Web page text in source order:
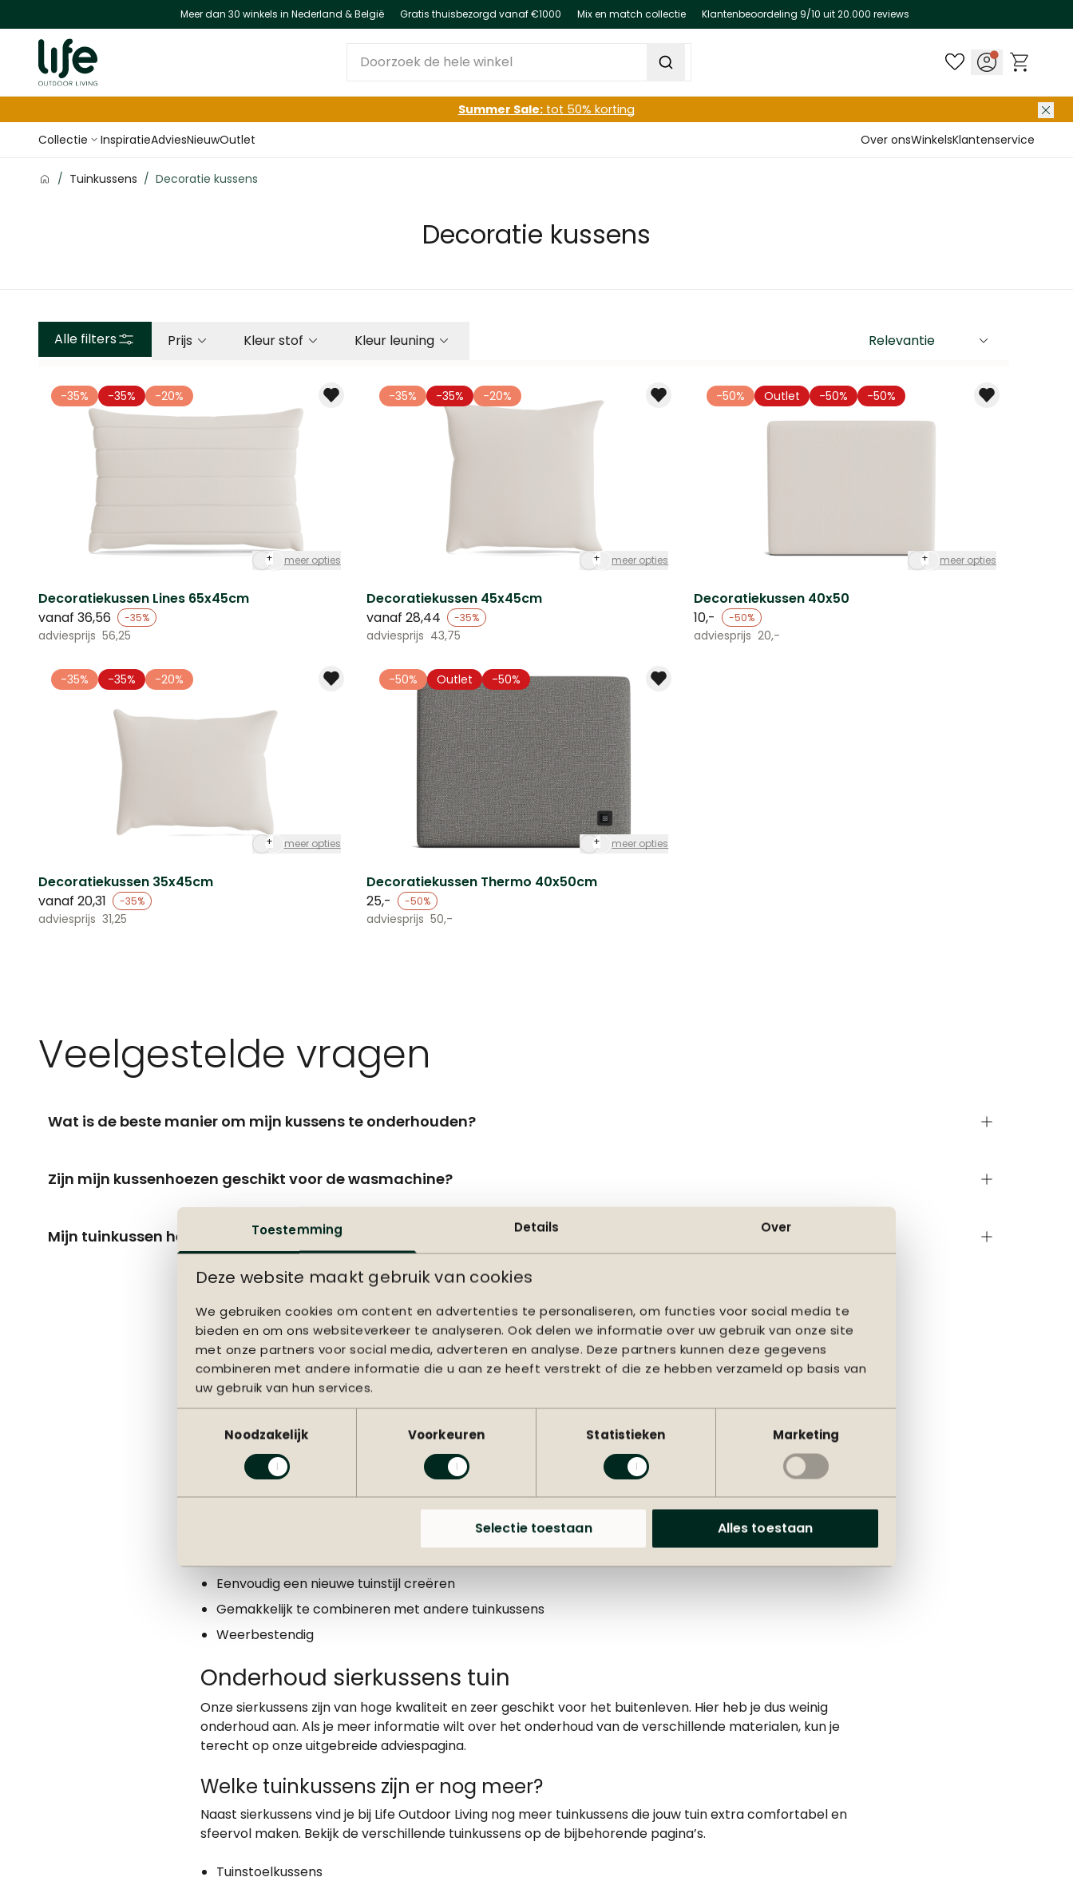
Toestemming Details Over
Deze website maakt gebruik van cookies
We gebruiken cookies om content en advertenties te personaliseren, om functies voor social media te
bieden en om ons websiteverkeer te analyseren. Ook delen we informatie over uw gebruik van onze site
met onze partners voor social media, adverteren en analyse. Deze partners kunnen deze gegevens
combineren met andere informatie die u aan ze heeft verstrekt of die ze hebben verzameld op basis van
uw gebruik van hun services.
Noodzakelijk
Voorkeuren Statistieken Marketing
Selectie toestaan Alles toestaan
Meer dan 30 winkels in Nederland & België Gratis thuisbezorgd vanaf €1000 Mix en match collectie Klantenbeoordeling 9/10 uit 20.000 reviews
Ga naar de inhoud
Summer Sale:tot 50% korting
Collectie
InspiratieAdviesNieuwOutlet Over onsWinkelsKlantenservice
/ Tuinkussens / Decoratie kussens
Decoratie kussens
Alle filters Prijs
filter
Kleur stof
filter
Kleur leuning
filter
+ meer opties
Decoratiekussen Lines 65x45cm
vanaf 36,56 -35%
adviesprijs 56,25
-35% -35% -20%
+ meer opties
Decoratiekussen 45x45cm
vanaf 28,44 -35%
adviesprijs 43,75
-35% -35% -20%
+ meer opties
Decoratiekussen 40x50
10,-
-50%
adviesprijs 20,-
-50% Outlet -50% -50%
+ meer opties
Decoratiekussen 35x45cm
vanaf 20,31 -35%
adviesprijs 31,25
-35% -35% -20%
+ meer opties
Decoratiekussen Thermo 40x50cm
25,-
-50%
adviesprijs 50,-
-50% Outlet -50%
Veelgestelde vragen
Wat is de beste manier om mijn kussens te onderhouden?
Zijn mijn kussenhoezen geschikt voor de wasmachine?
Mijn tuinkussen heeft weer- of schimmelvlekken. Wat nu?
Sierkussens tuin kopen
Decoratiekussens zijn waanzinnig leuk voor in de tuin. Hiermee geeft je jouw tuinmeubels een finishing
touch. Door ons ruime assortiment vindt je altijd een sierkussen tuin die perfect bij jouw stijl past.
Voordelen sierkussens buiten
decoratiekussens. je zult zien dat het lijkt alsof jouw tuin een volledige make-over heeft gehad.
Daarnaast hebben we een aantal sierkussens in de collectie die stevig aanvoelen, waardoor je ze ook
kunt gebruiken als een comfortabel rugkussen.
Eenvoudig een nieuwe tuinstijl creëren
Gemakkelijk te combineren met andere tuinkussens
Weerbestendig
Onderhoud sierkussens tuin
Onze sierkussens zijn van hoge kwaliteit en zeer geschikt voor het buitenleven. Hier heb je dus weinig
onderhoud aan. Als je meer informatie wilt over het onderhoud van de verschillende materialen, kun je
terecht op onzeuitgebreide adviespagina.
Welke tuinkussens zijn er nog meer?
Naast sierkussens vind je bij Life Outdoor Living nog meer tuinkussens die jouw tuin extra comfortabel en
sfeervol maken. Bekijk de verschillende tuinkussens op de bijbehorende pagina’s.
Tuinstoelkussens